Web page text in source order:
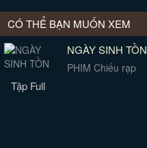
CÓ THỂ BẠN MUỐN XEM
NGÀY SINH TỒN
PHIM Chiếu rạp
Tập Full